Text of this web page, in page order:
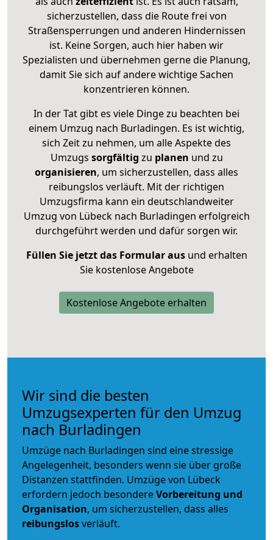
sicherzustellen, dass die Route frei von
Straßensperrungen und anderen Hindernissen
ist. Keine Sorgen, auch hier haben wir
Spezialisten und übernehmen gerne die Planung,
damit Sie sich auf andere wichtige Sachen
konzentrieren können.
In der Tat gibt es viele Dinge zu beachten bei
einem Umzug nach Burladingen. Es ist wichtig,
sich Zeit zu nehmen, um alle Aspekte des
Umzugs sorgfältig zu planen und zu
organisieren, um sicherzustellen, dass alles
reibungslos verläuft. Mit der richtigen
Umzugsfirma kann ein deutschlandweiter
Umzug von Lübeck nach Burladingen erfolgreich
durchgeführt werden und dafür sorgen wir.
Füllen Sie jetzt das Formular ausund erhalten
Sie kostenlose Angebote
Kostenlose Angebote erhalten
Wir sind die besten
Umzugsexperten für den Umzug
nach Burladingen
Umzüge nach Burladingen sind eine stressige
Angelegenheit, besonders wenn sie über große
Distanzen stattfinden. Umzüge von Lübeck
erfordern jedoch besondereVorbereitung und
Organisation, um sicherzustellen, dass alles
reibungslosverläuft.